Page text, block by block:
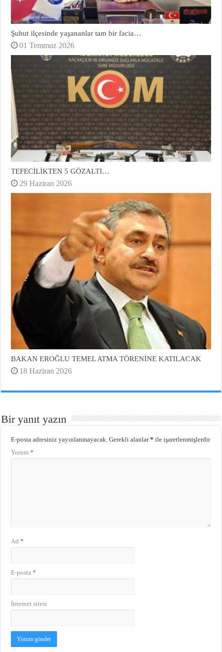
Şuhut ilçesinde yaşananlar tam bir facia…
01 Temmuz 2026
TEFECİLİKTEN 5 GÖZALTI…
29 Haziran 2026
BAKAN EROĞLU TEMEL ATMA TÖRENİNE KATILACAK
18 Haziran 2026
Bir yanıt yazın
E-posta adresiniz yayınlanmayacak. Gerekli alanlar* ile işaretlenmişlerdir
Yorum*
Ad*
E-posta*
İnternet sitesi